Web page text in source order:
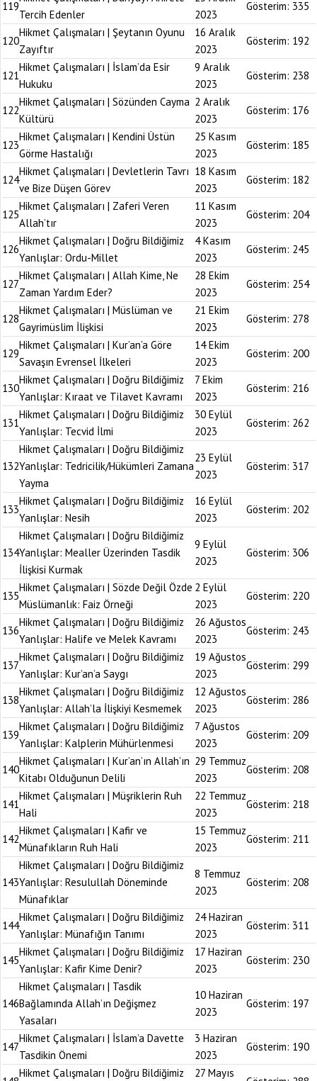
119
Tercih Edenler
2023
Gösterim: 335
120
Hikmet Çalışmaları | Şeytanın Oyunu
Zayıftır
16 Aralık
2023
Gösterim: 192
121
Hikmet Çalışmaları | İslam’da Esir
Hukuku
9 Aralık
2023
Gösterim: 238
122
Hikmet Çalışmaları | Sözünden Cayma
Kültürü
2 Aralık
2023
Gösterim: 176
123
Hikmet Çalışmaları | Kendini Üstün
Görme Hastalığı
25 Kasım
2023
Gösterim: 185
124
Hikmet Çalışmaları | Devletlerin Tavrı
ve Bize Düşen Görev
18 Kasım
2023
Gösterim: 182
125
Hikmet Çalışmaları | Zaferi Veren
Allah’tır
11 Kasım
2023
Gösterim: 204
126
Hikmet Çalışmaları | Doğru Bildiğimiz
Yanlışlar: Ordu-Millet
4 Kasım
2023
Gösterim: 245
127
Hikmet Çalışmaları | Allah Kime, Ne
Zaman Yardım Eder?
28 Ekim
2023
Gösterim: 254
128
Hikmet Çalışmaları | Müslüman ve
Gayrimüslim İlişkisi
21 Ekim
2023
Gösterim: 278
129
Hikmet Çalışmaları | Kur’an’a Göre
Savaşın Evrensel İlkeleri
14 Ekim
2023
Gösterim: 200
130
Hikmet Çalışmaları | Doğru Bildiğimiz
Yanlışlar: Kıraat ve Tilavet Kavramı
7 Ekim
2023
Gösterim: 216
131
Hikmet Çalışmaları | Doğru Bildiğimiz
Yanlışlar: Tecvid İlmi
30 Eylül
2023
Gösterim: 262
132
Hikmet Çalışmaları | Doğru Bildiğimiz
Yanlışlar: Tedricilik/Hükümleri Zamana
Yayma
23 Eylül
2023
Gösterim: 317
133
Hikmet Çalışmaları | Doğru Bildiğimiz
Yanlışlar: Nesih
16 Eylül
2023
Gösterim: 202
134
Hikmet Çalışmaları | Doğru Bildiğimiz
Yanlışlar: Mealler Üzerinden Tasdik
İlişkisi Kurmak
9 Eylül
2023
Gösterim: 306
135
Hikmet Çalışmaları | Sözde Değil Özde
Müslümanlık: Faiz Örneği
2 Eylül
2023
Gösterim: 220
136
Hikmet Çalışmaları | Doğru Bildiğimiz
Yanlışlar: Halife ve Melek Kavramı
26 Ağustos
2023
Gösterim: 243
137
Hikmet Çalışmaları | Doğru Bildiğimiz
Yanlışlar: Kur’an’a Saygı
19 Ağustos
2023
Gösterim: 299
138
Hikmet Çalışmaları | Doğru Bildiğimiz
Yanlışlar: Allah’la İlişkiyi Kesmemek
12 Ağustos
2023
Gösterim: 286
139
Hikmet Çalışmaları | Doğru Bildiğimiz
Yanlışlar: Kalplerin Mühürlenmesi
7 Ağustos
2023
Gösterim: 209
140
Hikmet Çalışmaları | Kur’an’ın Allah’ın
Kitabı Olduğunun Delili
29 Temmuz
2023
Gösterim: 208
141
Hikmet Çalışmaları | Müşriklerin Ruh
Hali
22 Temmuz
2023
Gösterim: 218
142
Hikmet Çalışmaları | Kafir ve
Münafıkların Ruh Hali
15 Temmuz
2023
Gösterim: 211
143
Hikmet Çalışmaları | Doğru Bildiğimiz
Yanlışlar: Resulullah Döneminde
Münafıklar
8 Temmuz
2023
Gösterim: 208
144
Hikmet Çalışmaları | Doğru Bildiğimiz
Yanlışlar: Münafığın Tanımı
24 Haziran
2023
Gösterim: 311
145
Hikmet Çalışmaları | Doğru Bildiğimiz
Yanlışlar: Kafir Kime Denir?
17 Haziran
2023
Gösterim: 230
146
Hikmet Çalışmaları | Tasdik
Bağlamında Allah’ın Değişmez
Yasaları
10 Haziran
2023
Gösterim: 197
147
Hikmet Çalışmaları | İslam’a Davette
Tasdikin Önemi
3 Haziran
2023
Gösterim: 190
Hikmet Çalışmaları | Doğru Bildiğimiz
27 Mayıs